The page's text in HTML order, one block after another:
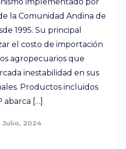
la Comunidad Andina de
1995. Su principal
el costo de importación
agropecuarios que
inestabilidad en sus
Productos incluidos
abarca […]
Julio, 2024